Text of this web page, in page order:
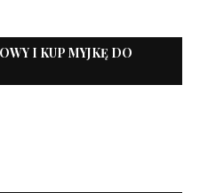
I KUP MYJKĘ DO